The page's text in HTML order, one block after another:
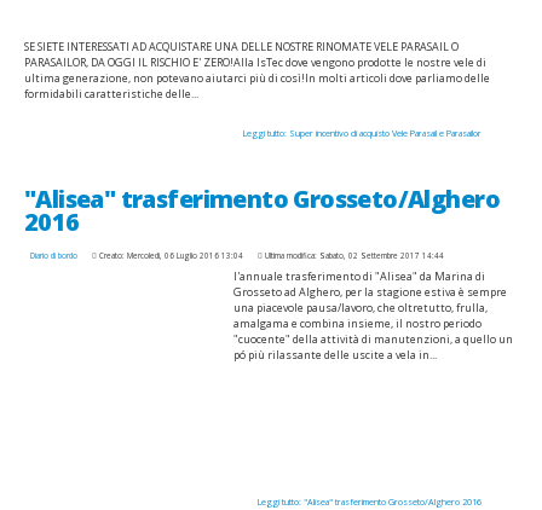
SE SIETE INTERESSATI AD ACQUISTARE UNA DELLE NOSTRE RINOMATE VELE PARASAIL O
PARASAILOR, DA OGGI IL RISCHIO E' ZERO!Alla IsTec dove vengono prodotte le nostre vele di
ultima generazione, non potevano aiutarci più di così!In molti articoli dove parliamo delle
formidabili caratteristiche delle...
Leggi tutto: Super incentivo di acquisto Vele Parasail e Parasailor
"Alisea" trasferimento Grosseto/Alghero
2016
Diario di bordo Creato: Mercoledì, 06 Luglio 2016 13:04 Ultima modifica: Sabato, 02 Settembre 2017 14:44
l'annuale trasferimento di "Alisea" da Marina di
Grosseto ad Alghero, per la stagione estiva è sempre
una piacevole pausa/lavoro, che oltretutto, frulla,
amalgama e combina insieme, il nostro periodo
"cuocente" della attività di manutenzioni, a quello un
pó più rilassante delle uscite a vela in...
Leggi tutto: "Alisea" trasferimento Grosseto/Alghero 2016